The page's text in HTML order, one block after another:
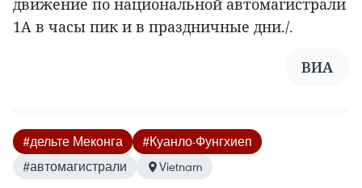
движение по национальной автомагистрали
1A в часы пик и в праздничные дни./.
ВИА
#дельте Меконга
#Куанло-Фунгхиеп
#автомагистрали
Vietnam